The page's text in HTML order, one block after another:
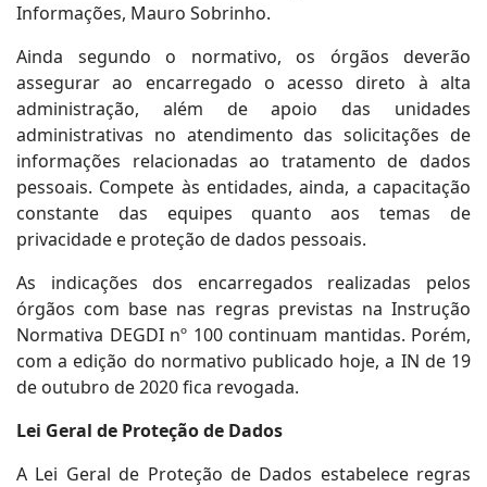
Informações, Mauro Sobrinho.
Ainda segundo o normativo, os órgãos deverão
assegurar ao encarregado o acesso direto à alta
administração, além de apoio das unidades
administrativas no atendimento das solicitações de
informações relacionadas ao tratamento de dados
pessoais. Compete às entidades, ainda, a capacitação
constante das equipes quanto aos temas de
privacidade e proteção de dados pessoais.
As indicações dos encarregados realizadas pelos
órgãos com base nas regras previstas na Instrução
Normativa DEGDI nº 100 continuam mantidas. Porém,
com a edição do normativo publicado hoje, a IN de 19
de outubro de 2020 fica revogada.
Lei Geral de Proteção de Dados
A Lei Geral de Proteção de Dados estabelece regras